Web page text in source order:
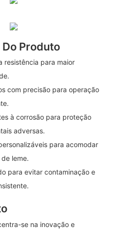
Produto
resistência para maior
com precisão para operação
à corrosão para proteção
adversas.
​​para acomodar
leme.
para evitar contaminação e
se na inovação e